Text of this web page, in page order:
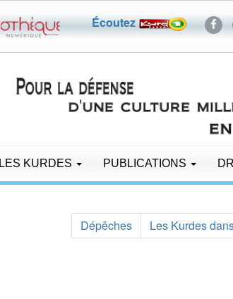
Écoutez
LES KURDES PUBLICATIONS
Dépêches Les Kurdes